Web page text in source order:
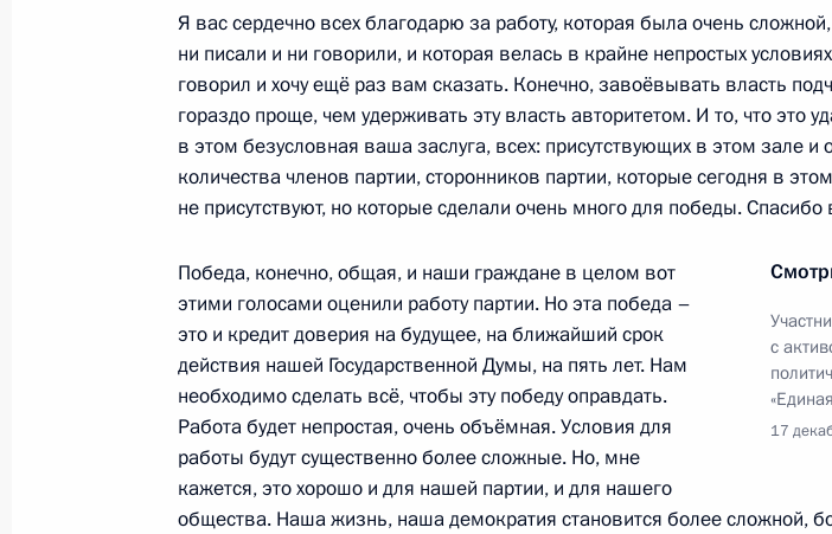
Интервью российским телеканалам
26 апреля 2012 года, 14:00 Москва
24 апреля 2012 года, вторник
Расширенное заседание Госсовета
23 марта 2012 года, пятница
Конференция Российского совета по международным делам
23 марта 2012 года, 14:00 Москва
Я вас сердечно всех благодарю за работу, которая была очень
ни писали и ни говорили, и которая велась в крайне непростых
говорил и хочу ещё раз вам сказать. Конечно, завоёвывать власть
гораздо проще, чем удерживать эту власть авторитетом. И то, что это
в этом безусловная ваша заслуга, всех: присутствующих в этом зале и
количества членов партии, сторонников партии, которые сегодня в
не присутствуют, но которые сделали очень много для победы.
с
17
Победа, конечно, общая, и наши граждане в целом вот
этими голосами оценили работу партии. Но эта победа –
это и кредит доверия на будущее, на ближайший срок
действия нашей Государственной Думы, на пять лет. Нам
необходимо сделать всё, чтобы эту победу оправдать.
Работа будет непростая, очень объёмная. Условия для
работы будут существенно более сложные. Но, мне
кажется, это хорошо и для нашей партии, и для нашего
общества. Наша жизнь, наша демократия становится более сложной,